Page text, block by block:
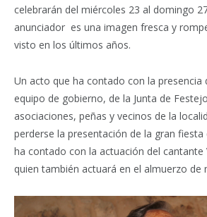
celebrarán del miércoles 23 al domingo
anunciador es una imagen fresca y
visto en los últimos años.
Un acto que ha contado con la presencia
equipo de gobierno, de la Junta de
asociaciones, peñas y vecinos de la
perderse la presentación de la gran fiesta
ha contado con la actuación del cantante
quien también actuará en el almuerzo de